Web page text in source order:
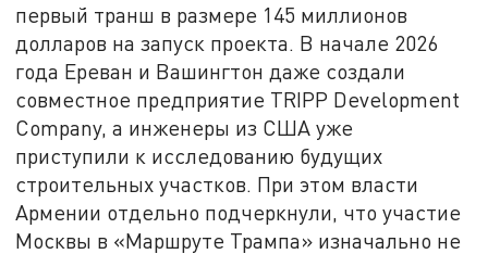
первый транш в размере 145 миллионов
долларов на запуск проекта. В начале 2026
года Ереван и Вашингтон даже создали
совместное предприятие TRIPP Development
Company, а инженеры из США уже
приступили к исследованию будущих
строительных участков. При этом власти
Армении отдельно подчеркнули, что участие
Москвы в «Маршруте Трампа» изначально не